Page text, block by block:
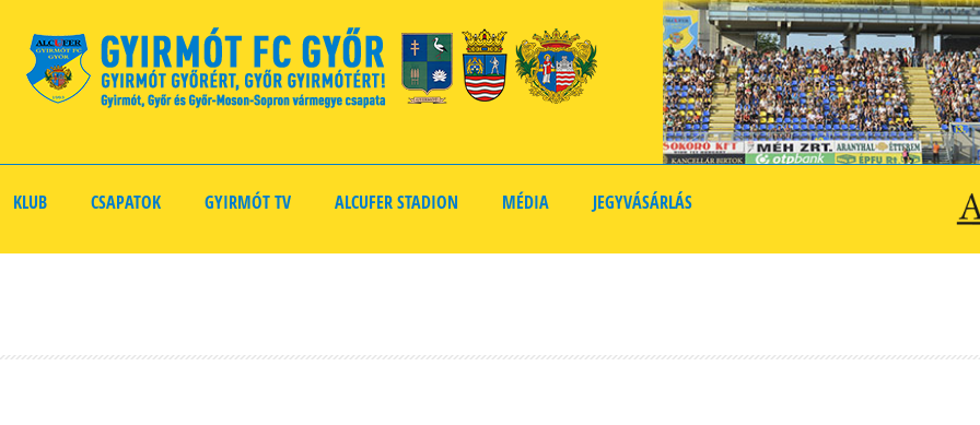
KLUB CSAPATOK GYIRMÓT TV ALCUFER STADION MÉDIA JEGYVÁSÁRLÁS